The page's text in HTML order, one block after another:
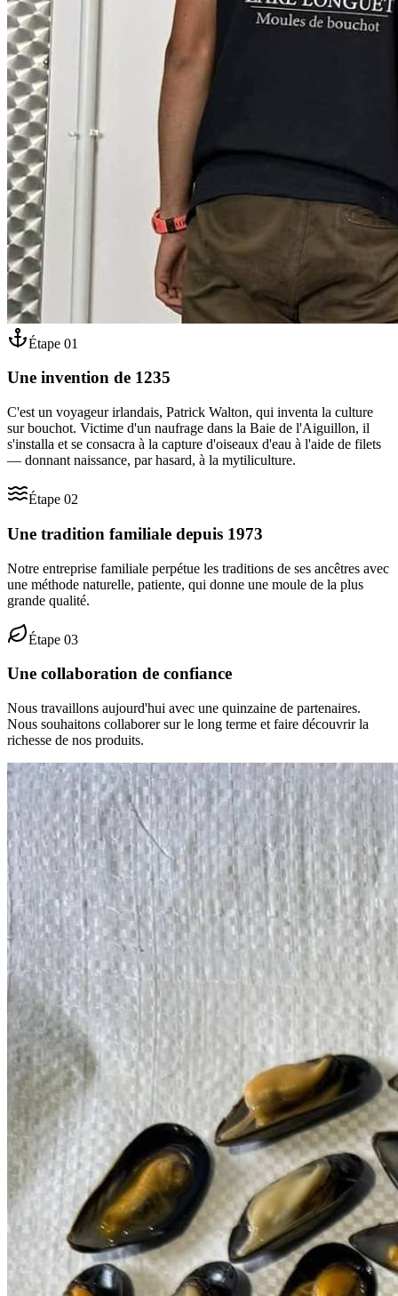
Étape 01
Une invention de 1235
C'est un voyageur irlandais, Patrick Walton, qui inventa la culture
sur bouchot. Victime d'un naufrage dans la Baie de l'Aiguillon, il
s'installa et se consacra à la capture d'oiseaux d'eau à l'aide de filets
— donnant naissance, par hasard, à la mytiliculture.
Étape 02
Une tradition familiale depuis 1973
Notre entreprise familiale perpétue les traditions de ses ancêtres avec
une méthode naturelle, patiente, qui donne une moule de la plus
grande qualité.
Étape 03
Une collaboration de confiance
Nous travaillons aujourd'hui avec une quinzaine de partenaires.
Nous souhaitons collaborer sur le long terme et faire découvrir la
richesse de nos produits.